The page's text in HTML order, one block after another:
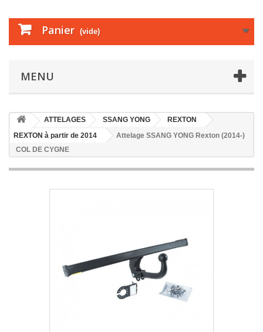
Panier (vide)
MENU
ATTELAGES SSANG YONG
REXTON
REXTON à partir de 2014
Attelage SSANG YONG Rexton (2014-)
COL DE CYGNE